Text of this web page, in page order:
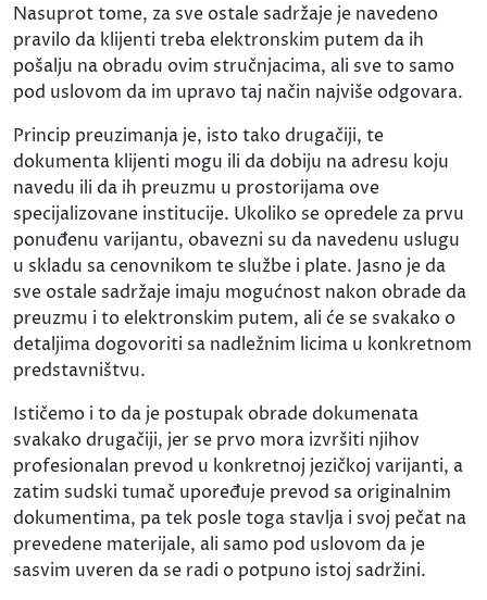
Nasuprot tome, za sve ostale sadržaje je navedeno
pravilo da klijenti treba elektronskim putem da ih
pošalju na obradu ovim stručnjacima, ali sve to samo
pod uslovom da im upravo taj način najviše odgovara.
Princip preuzimanja je, isto tako drugačiji, te
dokumenta klijenti mogu ili da dobiju na adresu koju
navedu ili da ih preuzmu u prostorijama ove
specijalizovane institucije. Ukoliko se opredele za prvu
ponuđenu varijantu, obavezni su da navedenu uslugu
u skladu sa cenovnikom te službe i plate. Jasno je da
sve ostale sadržaje imaju mogućnost nakon obrade da
preuzmu i to elektronskim putem, ali će se svakako o
detaljima dogovoriti sa nadležnim licima u konkretnom
predstavništvu.
Ističemo i to da je postupak obrade dokumenata
svakako drugačiji, jer se prvo mora izvršiti njihov
profesionalan prevod u konkretnoj jezičkoj varijanti, a
zatim sudski tumač upoređuje prevod sa originalnim
dokumentima, pa tek posle toga stavlja i svoj pečat na
prevedene materijale, ali samo pod uslovom da je
sasvim uveren da se radi o potpuno istoj sadržini.